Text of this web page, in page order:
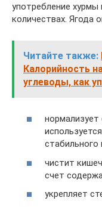
употребление
количествах. Ягода
Читайте также:
Калорийность
углеводы, как
стабильного
чистит
счет
укрепляет